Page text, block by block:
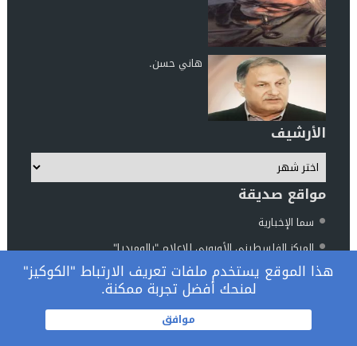
هاني حسن.
الأرشيف
مواقع صديقة
سما الإخبارية
المركز الفلسطيني الأوروبي للإعلام "بالوميديا"
مركز الناطور للدراسات والأبحاث
المرصد الوطني فلسطين والعالم© 2026 جميع الحقوق محفوظة.
هذا الموقع يستخدم ملفات تعريف الارتباط "الكوكيز"
لمنحك أفضل تجربة ممكنة.
موافق